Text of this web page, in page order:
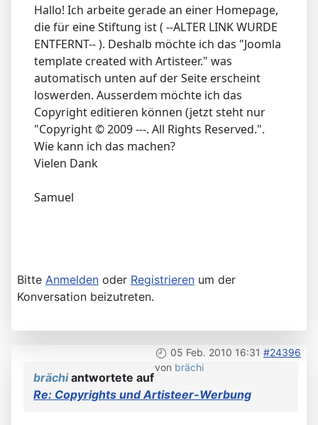
Hallo! Ich arbeite gerade an einer Homepage,
die für eine Stiftung ist ( --ALTER LINK WURDE
ENTFERNT-- ). Deshalb möchte ich das "Joomla
template created with Artisteer." was
automatisch unten auf der Seite erscheint
loswerden. Ausserdem möchte ich das
Copyright editieren können (jetzt steht nur
"Copyright © 2009 ---. All Rights Reserved.".
Wie kann ich das machen?
Vielen Dank
Samuel
Bitte Anmelden oder Registrieren um der
Konversation beizutreten.
05 Feb. 2010 16:31 #24396
von brächi
brächiantwortete auf
Re: Copyrights und Artisteer-Werbung